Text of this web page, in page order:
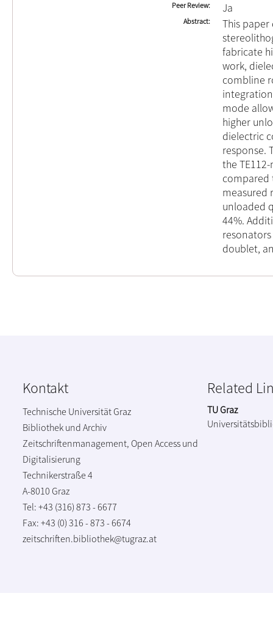
Peer Review Ja
Abstract
This
fabricate
work,
combline
mode
higher
dielectric
response.
the
compared
measured
unloaded
44%.
doublet,
Kontakt
Technische Universität Graz
Bibliothek und Archiv
Zeitschriftenmanagement, Open Access und
Digitalisierung
Technikerstraße 4
A-8010 Graz
Tel: +43 (316) 873 - 6677
Fax: +43 (0) 316 - 873 - 6674
zeitschriften.bibliothek@tugraz.at
Related
TU Graz